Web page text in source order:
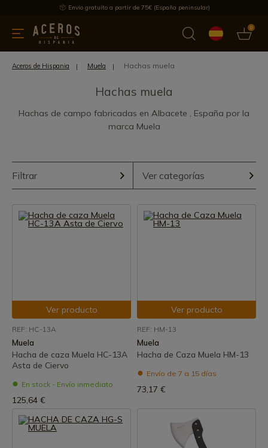
Envío gratuito a partir de 75€ (España peninsular)
0
menaje Ofertas Ultimas novedades Los más vendidos
Aceros de Hispania Muela Hachas muela
Hachas muela
Hachas de campo fabricadas en Albacete , España por la
marca Muela
Filtrar Ver categorías
Ver producto
REF: HC-13A
Muela
Hacha de caza Muela HC-13A
Asta de Ciervo
En stock - Envío inmediato
125,64 €
Ver producto
REF: HM-13
Muela
Hacha de Caza Muela HM-13
Envío de 7 a 15 días
73,17 €